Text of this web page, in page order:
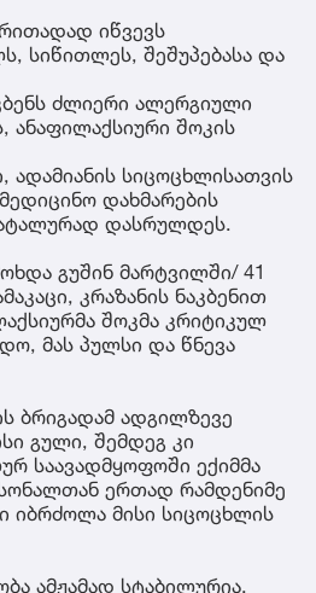
იწვევს
სიწითლეს, შეშუპებასა და
ძლიერი ალერგიული
ანაფილაქსიური შოკის
ადამიანის სიცოცხლისათვის
დახმარების
დასრულდეს.
გუშინ მარტვილში/ 41
კრაზანის ნაკბენით
შოკმა კრიტიკულ
მას პულსი და წნევა
ბრიგადამ ადგილზევე
გული, შემდეგ კი
საავადმყოფოში ექიმმა
ერთად რამდენიმე
იბრძოლა მისი სიცოცხლის
ამჟამად სტაბილურია,